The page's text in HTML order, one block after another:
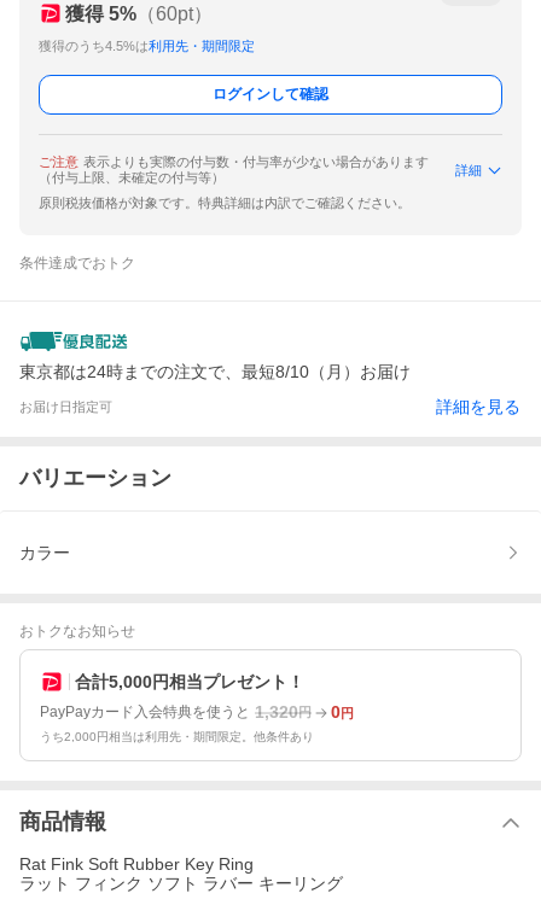
獲得 5% （60pt）
獲得のうち4.5%は利用先・期間限定
ログインして確認
ご注意 表示よりも実際の付与数・付与率が少ない場合があります
（付与上限、未確定の付与等）
詳細
原則税抜価格が対象です。特典詳細は内訳でご確認ください。
条件達成でおトク
東京都は24時までの注文で、最短8/10（月）お届け
お届け日指定可 詳細を見る
バリエーション
カラー
おトクなお知らせ
合計5,000円相当プレゼント！
PayPayカード入会特典を使うと 1,320円 0円
うち2,000円相当は利用先・期間限定。他条件あり
商品情報
Rat Fink Soft Rubber Key Ring
ラット フィンク ソフト ラバー キーリング